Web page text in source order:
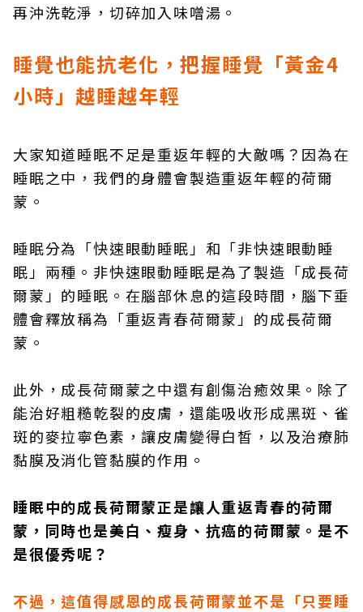
再沖洗乾淨，切碎加入味噌湯。
睡覺也能抗老化，把握睡覺「黃金4
小時」越睡越年輕
大家知道睡眠不足是重返年輕的大敵嗎？因為在
睡眠之中，我們的身體會製造重返年輕的荷爾
蒙。
睡眠分為「快速眼動睡眠」和「非快速眼動睡
眠」兩種。非快速眼動睡眠是為了製造「成長荷
爾蒙」的睡眠。在腦部休息的這段時間，腦下垂
體會釋放稱為「重返青春荷爾蒙」的成長荷爾
蒙。
此外，成長荷爾蒙之中還有創傷治癒效果。除了
能治好粗糙乾裂的皮膚，還能吸收形成黑斑、雀
斑的麥拉寧色素，讓皮膚變得白皙，以及治療肺
黏膜及消化管黏膜的作用。
睡眠中的成長荷爾蒙正是讓人重返青春的荷爾
蒙，同時也是美白、瘦身、抗癌的荷爾蒙。是不
是很優秀呢？
不過，這值得感恩的成長荷爾蒙並不是「只要睡